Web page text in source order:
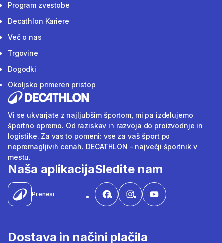
Program zvestobe
Decathlon Kariere
Več o nas
Trgovine
Dogodki
Okoljsko primeren pristop
Vi se ukvarjate z najljubšim športom, mi pa izdelujemo
športno opremo. Od raziskav in razvoja do proizvodnje in
logistike. Za vas to pomeni: vse za vaš šport po
nepremagljivih cenah. DECATHLON - največji športnik v
mestu.
Naša aplikacija
Prenesi
Sledite nam
Dostava in načini plačila